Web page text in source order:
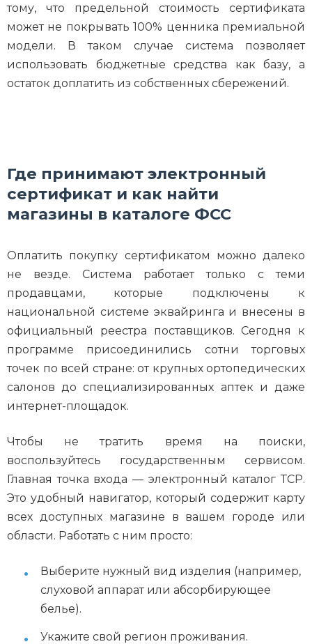
тому, что предельной стоимость сертификата
может не покрывать 100% ценника премиальной
модели. В таком случае система позволяет
использовать бюджетные средства как базу, а
остаток доплатить из собственных сбережений.
Где принимают электронный
сертификат и как найти
магазины в каталоге ФСС
Оплатить покупку сертификатом можно далеко
не везде. Система работает только с теми
продавцами, которые подключены к
национальной системе эквайринга и внесены в
официальный реестра поставщиков. Сегодня к
программе присоединились сотни торговых
точек по всей стране: от крупных ортопедических
салонов до специализированных аптек и даже
интернет-площадок.
Чтобы не тратить время на поиски,
воспользуйтесь государственным сервисом.
Главная точка входа — электронный каталог ТСР.
Это удобный навигатор, который содержит карту
всех доступных магазине в вашем городе или
области. Работать с ним просто:
Выберите нужный вид изделия (например,
слуховой аппарат или абсорбирующее
белье).
Укажите свой регион проживания.